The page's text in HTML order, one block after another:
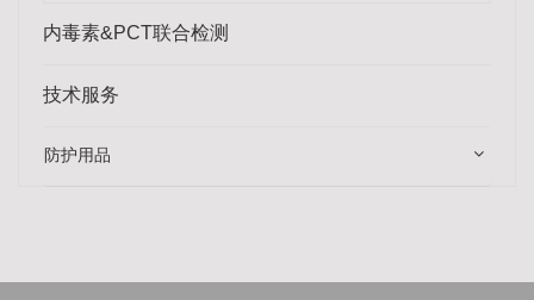
内毒素&PCT联合检测
技术服务
防护用品